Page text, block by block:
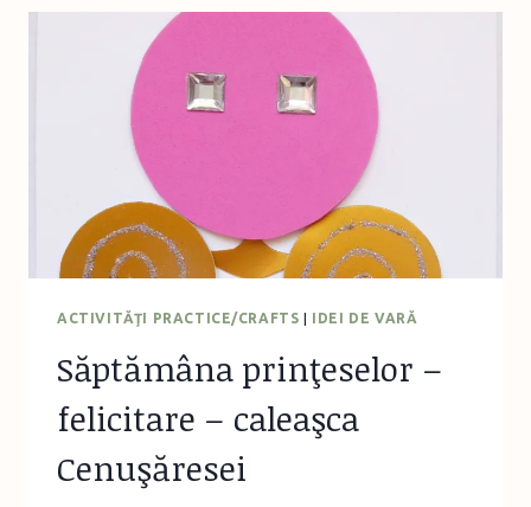
MEMENTO
DE
1
IUNIE
ACTIVITĂŢI PRACTICE/CRAFTS | IDEI DE VARĂ
Săptămâna prinţeselor –
felicitare – caleaşca
Cenuşăresei